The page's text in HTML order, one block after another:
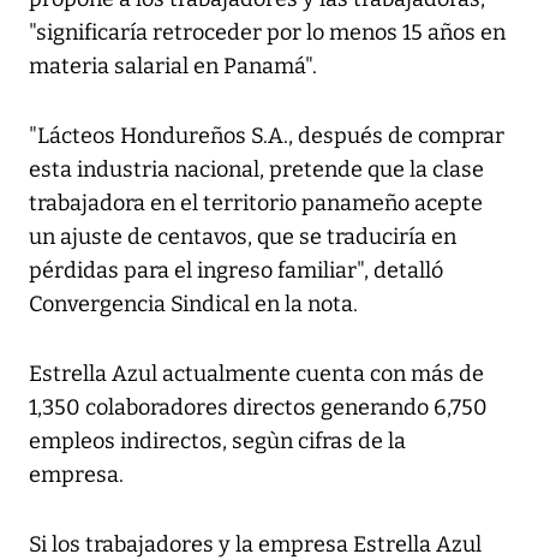
"significaría retroceder por lo menos 15 años en
materia salarial en Panamá".
"Lácteos Hondureños S.A., después de comprar
esta industria nacional, pretende que la clase
trabajadora en el territorio panameño acepte
un ajuste de centavos, que se traduciría en
pérdidas para el ingreso familiar", detalló
Convergencia Sindical en la nota.
Estrella Azul actualmente cuenta con más de
1,350 colaboradores directos generando 6,750
empleos indirectos, segùn cifras de la
empresa.
Si los trabajadores y la empresa Estrella Azul